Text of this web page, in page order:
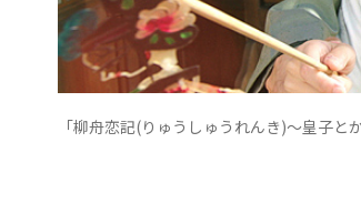
「柳舟恋記(りゅうしゅうれんき)～皇子と